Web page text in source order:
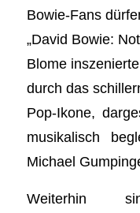
Bowie-Fans
„David Bowie:
Blome
durch das
Pop-Ikone,
musikalisch
Michael
Weiterhin